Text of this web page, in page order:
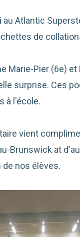
Atlantic
de
Marie-Pier (6e) et
surprise. Ces
à l'école.
vient
Brunswick at
nos élèves.